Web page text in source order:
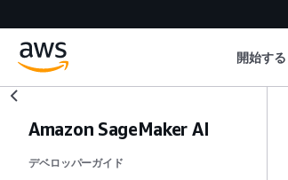
開始する
Amazon SageMaker AI
デベロッパーガイド